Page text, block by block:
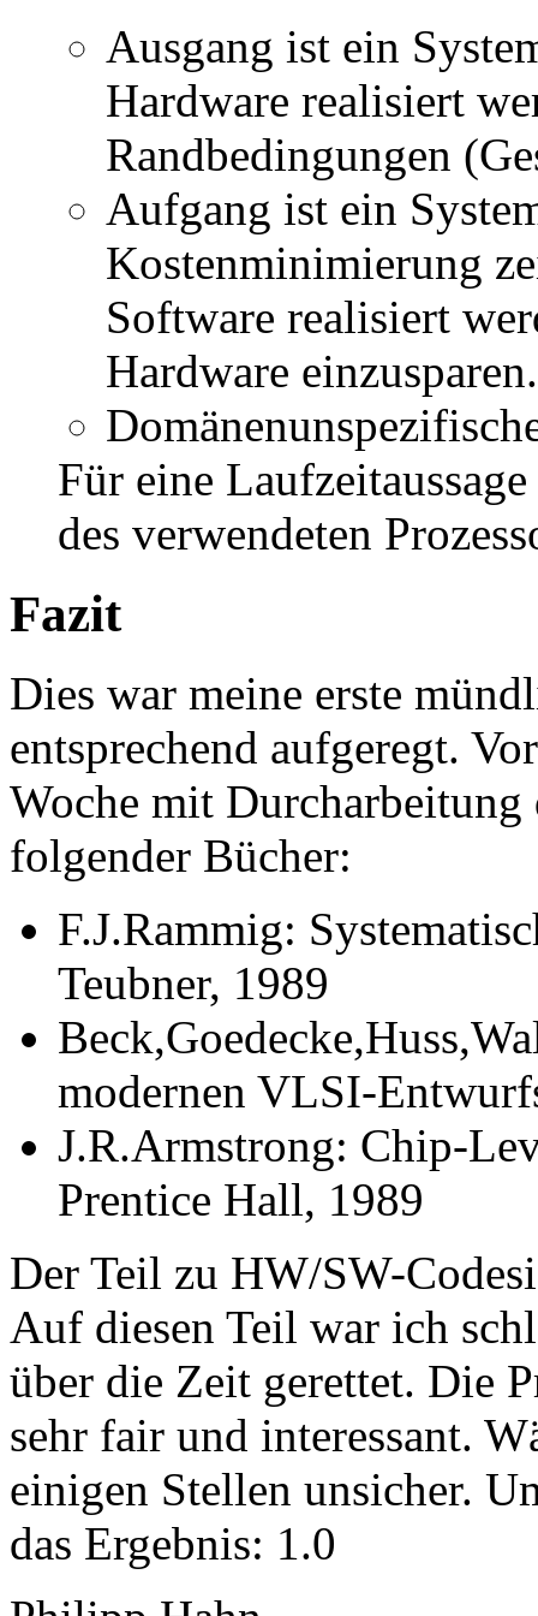
Ausgang ist ein
Hardware realisiert
Randbedingungen
Aufgang ist ein
Kostenminimierung
Software realisiert
Hardware einzusparen.
Für eine
des verwendeten
Fazit
Dies war meine erste
entsprechend aufgeregt.
Woche mit Durcharbeitung
folgender Bücher:
F.J.Rammig:
Teubner, 1989
modernen VLSI-
J.R.Armstrong: Chip-
Prentice Hall, 1989
Der Teil zu HW/SW-
Auf diesen Teil war ich
über die Zeit gerettet. Die
sehr fair und interessant.
einigen Stellen unsicher.
das Ergebnis: 1.0